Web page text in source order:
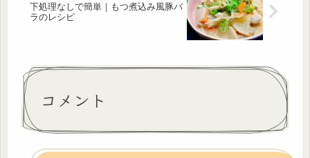
下処理なしで簡単｜もつ煮込み風豚バ
ラのレシピ
コメント